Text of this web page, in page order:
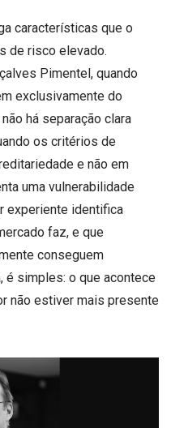
características que o
de risco elevado.
Pimentel, quando
exclusivamente do
há separação clara
os critérios de
e não em
uma vulnerabilidade
experiente identifica
faz, e que
conseguem
simples: o que acontece
não estiver mais presente